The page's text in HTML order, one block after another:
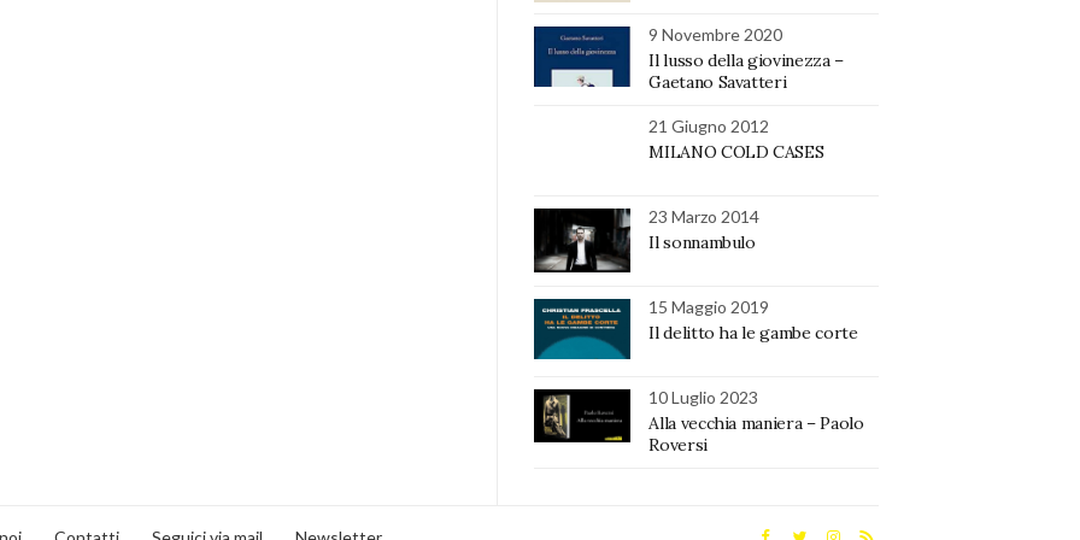
9 Novembre 2020
Il lusso della giovinezza –
Gaetano Savatteri
21 Giugno 2012
MILANO COLD CASES
23 Marzo 2014
Il sonnambulo
15 Maggio 2019
Il delitto ha le gambe corte
10 Luglio 2023
Alla vecchia maniera – Paolo
Roversi